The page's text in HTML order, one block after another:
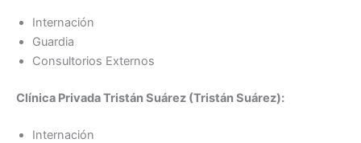
Internación
Guardia
Consultorios Externos
Clínica Privada Tristán Suárez (Tristán Suárez):
Internación